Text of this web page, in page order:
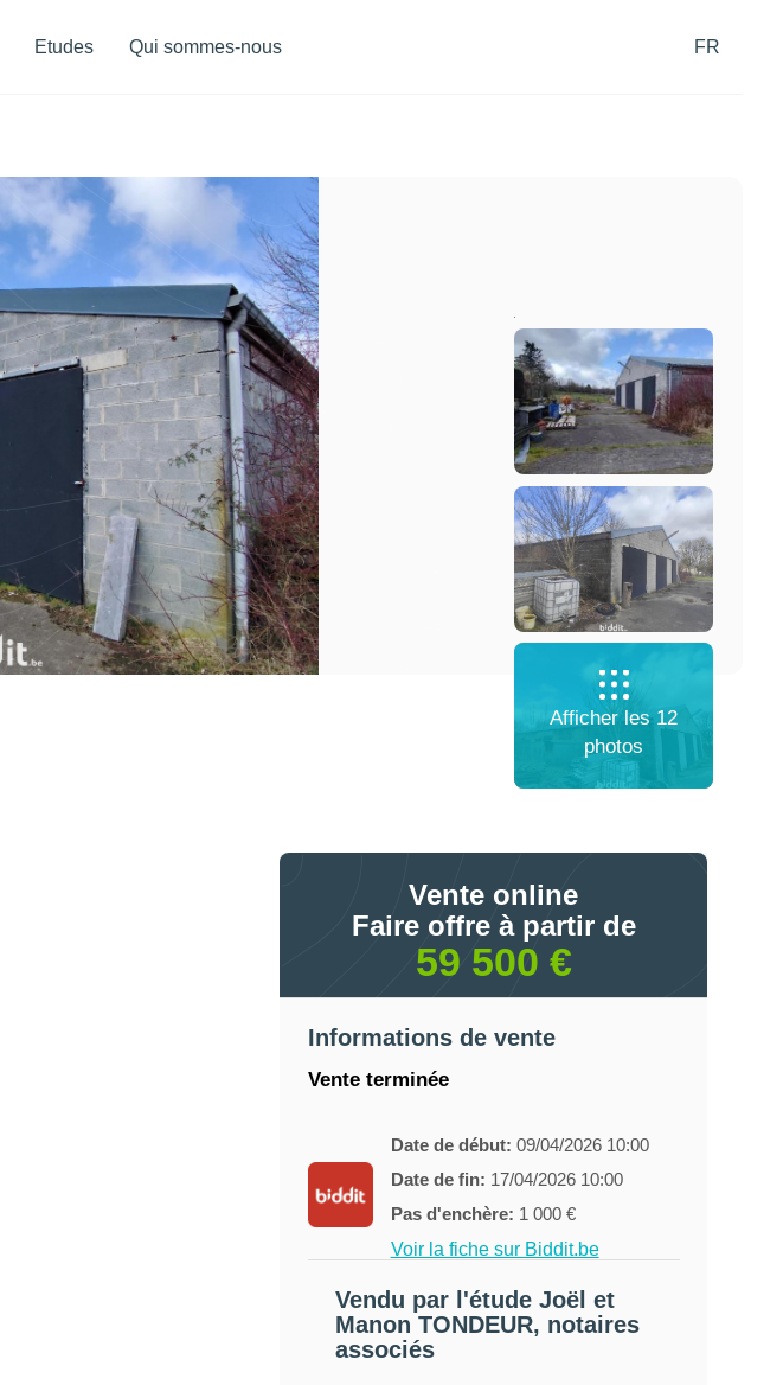
Etudes Qui sommes-nous FR
Afficher les 12
photos
Vente online
Faire offre à partir de
59 500 €
Informations de vente
Vente terminée
Date de début: 09/04/2026 10:00
Date de fin: 17/04/2026 10:00
Pas d'enchère: 1 000 €
Voir la fiche sur Biddit.be
Vendu par l'étude Joël et
Manon TONDEUR, notaires
associés